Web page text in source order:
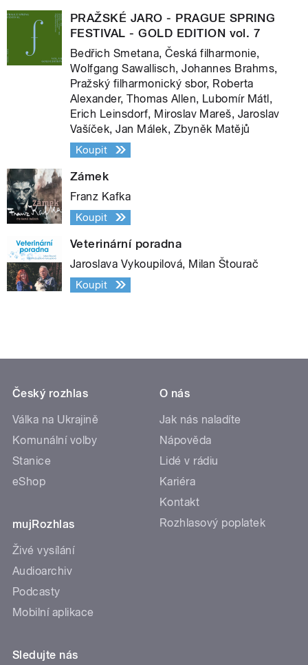
PRAŽSKÉ JARO - PRAGUE SPRING
FESTIVAL - GOLD EDITION vol. 7
Bedřich Smetana, Česká filharmonie,
Wolfgang Sawallisch, Johannes Brahms,
Pražský filharmonický sbor, Roberta
Alexander, Thomas Allen, Lubomír Mátl,
Erich Leinsdorf, Miroslav Mareš, Jaroslav
Vašíček, Jan Málek, Zbyněk Matějů
Koupit
Zámek
Franz Kafka
Koupit
Veterinární poradna
Jaroslava Vykoupilová, Milan Štourač
Koupit
Český rozhlas
Válka na Ukrajině
Komunální volby
Stanice
eShop
mujRozhlas
Živé vysílání
Audioarchiv
Podcasty
Mobilní aplikace
O nás
Jak nás naladíte
Nápověda
Lidé v rádiu
Kariéra
Kontakt
Rozhlasový poplatek
Sledujte nás